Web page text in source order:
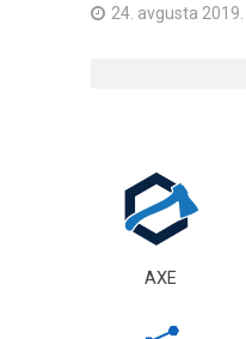
24. avgusta 2019.
AXE